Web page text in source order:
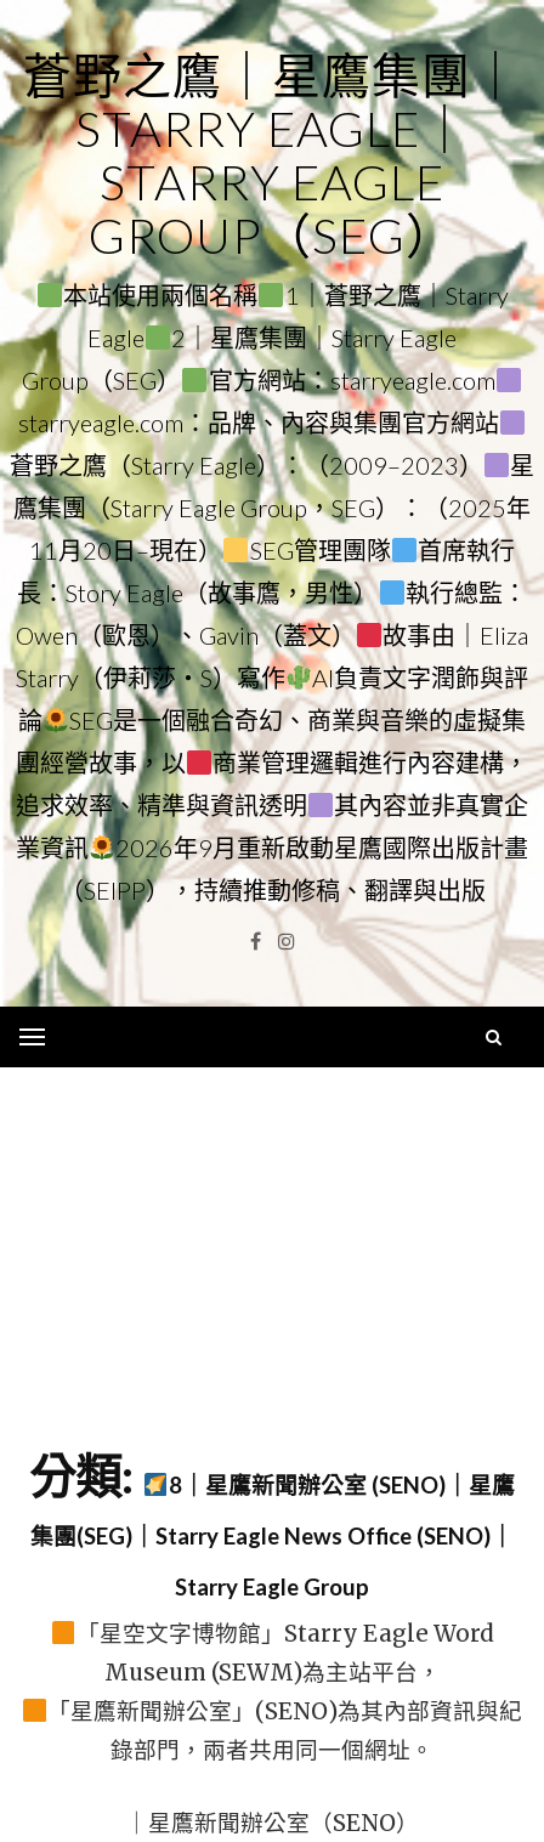
to
content
蒼野之鷹｜星鷹集團｜
STARRY EAGLE｜
STARRY EAGLE
GROUP（SEG）
本站使用兩個名稱
1｜蒼野之鷹｜Starry
Eagle
2｜星鷹集團｜Starry Eagle
Group（SEG）
官方網站：starryeagle.com
starryeagle.com：品牌、內容與集團官方網站
蒼野之鷹（Starry Eagle）：（2009–2023）
星
鷹集團（Starry Eagle Group，SEG）：（2025年
11月20日–現在）
SEG管理團隊
首席執行
長：Story Eagle（故事鷹，男性）
執行總監：
Owen（歐恩）、Gavin（蓋文）
故事由｜Eliza
Starry（伊莉莎・S）寫作
AI負責文字潤飾與評
論
SEG是一個融合奇幻、商業與音樂的虛擬集
團經營故事，以
商業管理邏輯進行內容建構，
追求效率、精準與資訊透明
其內容並非真實企
業資訊
2026年9月重新啟動星鷹國際出版計畫
（SEIPP），持續推動修稿、翻譯與出版
Facebook
Instagram
分類:
8｜星鷹新聞辦公室 (SENO)｜星鷹
集團(SEG)｜Starry Eagle News Office (SENO)｜
Starry Eagle Group
「星空文字博物館」Starry Eagle Word
Museum (SEWM)為主站平台，
「星鷹新聞辦公室」(SENO)為其內部資訊與紀
錄部門，兩者共用同一個網址。
｜星鷹新聞辦公室（SENO）